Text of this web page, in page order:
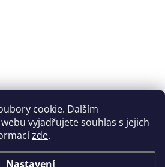
cookie. Dalším
vyjadřujete souhlas s jejich
zde.
Nastavení